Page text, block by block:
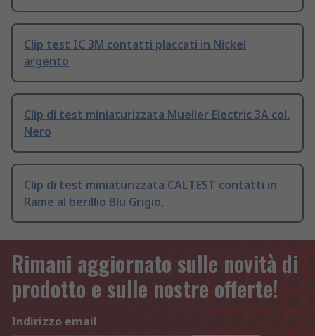
Clip test IC 3M contatti placcati in Nickel
argento
Clip di test miniaturizzata Mueller Electric 3A col.
Nero
Clip di test miniaturizzata CALTEST contatti in
Rame al berillio Blu Grigio,
Rimani aggiornato sulle novità di
prodotto e sulle nostre offerte!
Indirizzo email